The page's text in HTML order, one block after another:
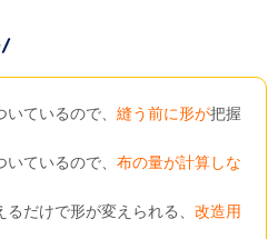
いているので、縫う前に形が把握
いているので、布の量が計算しな
るだけで形が変えられる、改造用